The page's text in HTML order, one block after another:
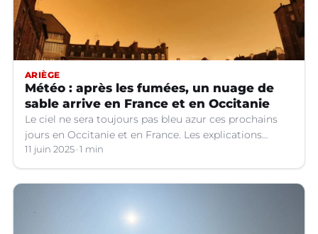
ARIÈGE
Météo : après les fumées, un nuage de
sable arrive en France et en Occitanie
Le ciel ne sera toujours pas bleu azur ces prochains
jours en Occitanie et en France. Les explications
météo.
11 juin 2025 1 min